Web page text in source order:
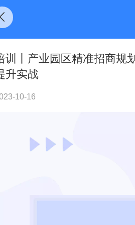
训丨产业园区精准招商规
升实战
10-16